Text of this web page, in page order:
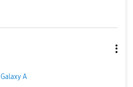
Galaxy A